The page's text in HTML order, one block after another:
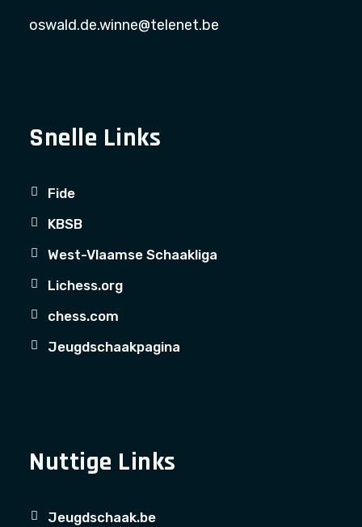
oswald.de.winne@telenet.be
Snelle Links
Fide
KBSB
West-Vlaamse Schaakliga
Lichess.org
chess.com
Jeugdschaakpagina
Nuttige Links
Jeugdschaak.be